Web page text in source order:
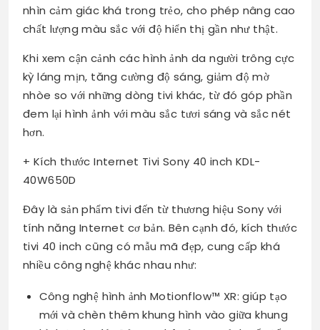
nhìn cảm giác khá trong trẻo, cho phép nâng cao
chất lượng màu sắc với độ hiển thị gần như thật.
Khi xem cận cảnh các hình ảnh da người trông cực
kỳ láng mịn, tăng cường độ sáng, giảm độ mờ
nhòe so với những dòng tivi khác, từ đó góp phần
đem lại hình ảnh với màu sắc tươi sáng và sắc nét
hơn.
+ Kích thước Internet Tivi Sony 40 inch KDL-
40W650D
Đây là sản phẩm tivi đến từ thương hiệu Sony với
tính năng Internet cơ bản. Bên cạnh đó, kích thước
tivi 40 inch cũng có mẫu mã đẹp, cung cấp khá
nhiều công nghệ khác nhau như:
Công nghệ hình ảnh Motionflow™ XR: giúp tạo
mới và chèn thêm khung hình vào giữa khung